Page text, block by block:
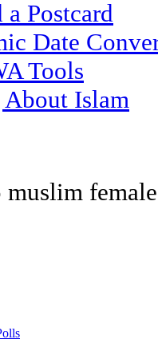
a Postcard
Date
Tools
About Islam